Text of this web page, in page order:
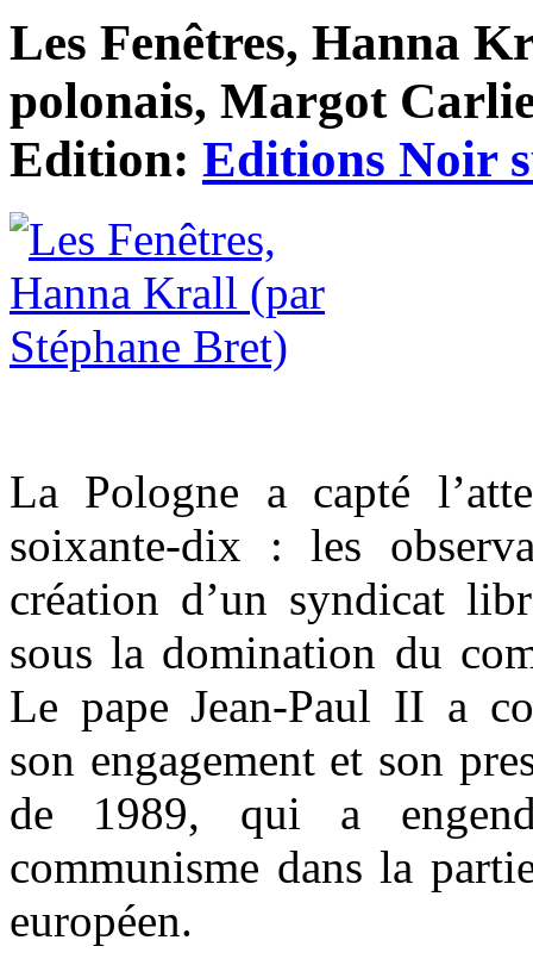
Les Fenêtres, Hanna
polonais, Margot
Edition: Editions Noir
La Pologne a capté
soixante-dix : les
création d’un syndicat
sous la domination du
Le pape Jean-Paul II a
son engagement et son
de 1989, qui a
communisme dans la
européen.